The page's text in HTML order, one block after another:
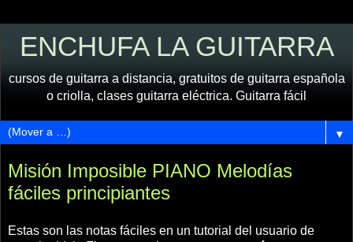
ENCHUFA LA GUITARRA
cursos de guitarra a distancia, gratuitos de guitarra española
o criolla, clases guitarra eléctrica. Guitarra fácil
▼
Misión Imposible PIANO Melodías
fáciles principiantes
Estas son las notas fáciles en un tutorial del usuario de